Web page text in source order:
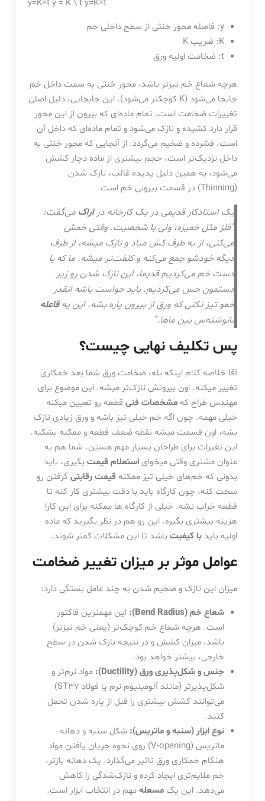
y=K×t y = K \ ty=K×t
y: فاصله محور خنثی از سطح داخلی خم
K: ضریب K
t: ضخامت اولیه ورق
هرچه شعاع خم تیزتر باشد، محور خنثی به سمت داخل خم
جابجا می‌شود (K کوچکتر می‌شود). این جابجایی، دلیل اصلی
تغییرات ضخامت است. تمام ماده‌ای که بیرون از این محور
قرار دارد کشیده و نازک می‌شود و تمام ماده‌ای که داخل آن
است، فشرده و ضخیم می‌گردد. از آنجایی که محور خنثی به
داخل نزدیک‌تر است، حجم بیشتری از ماده دچار کشش
می‌شود، به همین دلیل پدیده غالب، نازک شدن
(Thinning) در قسمت بیرونی خم است.
یک استادکار قدیمی در یک کارخانه دراراک می‌گفت:
“فلز مثل خمیره، ولی با شخصیت. وقتی خمش
می‌کنی، از یه طرف کش میاد و نازک میشه، از طرف
دیگه خودشو جمع می‌کنه و کلفت‌تر میشه. ما که با
دست خم می‌کردیم قدیما، این نازک شدن رو زیر
دستمون حس می‌کردیم. باید حواست باشه انقدر
خمو تیز نکنی که ورق از بیرون پاره بشه. این یهقاعله
نانوشته‌س بین ماها.”
پس تکلیف نهایی چیست؟
آقا خلاصه کلام اینکه بله، ضخامت ورق شما بعد خمکاری
تغییر میکنه. اون بیرونش نازک‌تر میشه. این موضوع برای
مهندس طراح که مشخصات فنیقطعه رو تعیین میکنه
خیلی مهمه. چون اگه خم خیلی تیز باشه و ورق زیادی نازک
بشه، اون قسمت میشه نقطه ضعف قطعه و ممکنه بشکنه.
این تغیرات برای طراحان بسیار مهم هستن. شما هم به
عنوان مشتری وقتی میخوای استعلام قیمتبگیری، باید
بدونی که خم‌های خیلی تیز ممکنه قیمت رقابتیگرفتن رو
سخت کنه، چون کارگاه باید با دقت بیشتری کار کنه تا
قطعه خراب نشه. خیلی از کارگاه ها ممکنه برای این کارا
هزینه بیشتری بگیره. این رو هم در نظر بگیرید که ماده
اولیه باید با کیفیتباشد تا این مشکلات کمتر شوند.
عوامل موثر بر میزان تغییر ضخامت
میزان این نازک و ضخیم شدن به چند عامل بستگی دارد:
شعاع خم (Bend Radius):
این مهمترین فاکتور
است. هرچه شعاع خم کوچک‌تر (یعنی خم تیزتر)
باشد، میزان کشش و در نتیجه نازک شدن در سطح
خارجی، بیشتر خواهد بود.
جنس و شکل‌پذیری ورق (Ductility):
مواد نرم‌تر و
شکل‌پذیرتر (مانند آلومینیوم نرم یا فولاد ST37)
می‌توانند کشش بیشتری را قبل از پاره شدن تحمل
کنند.
نوع ابزار (سنبه و ماتریس): شکل سنبه و دهانه
ماتریس (V-opening) روی نحوه جریان یافتن مواد
هنگام خمکاری ورق تاثیر می‌گذارد. یک دهانه بازتر،
خم ملایم‌تری ایجاد کرده و نازک‌شدگی را کاهش
می‌دهد. این یکمسعلهمهم در انتخاب ابزار است.